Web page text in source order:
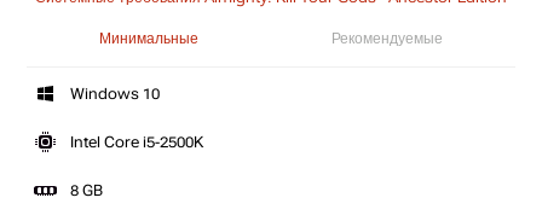
Минимальные Рекомендуемые
Windows 10
Intel Core i5-2500K
8 GB